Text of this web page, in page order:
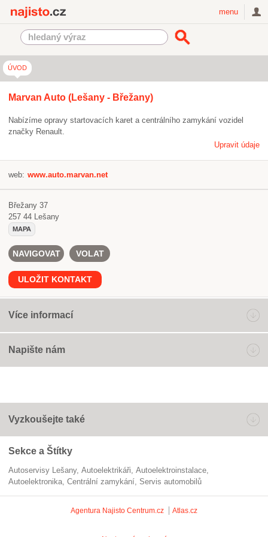
menu
ÚVOD
Marvan Auto (Lešany - Břežany)
Nabízíme opravy startovacích karet a centrálního zamykání vozidel
značky Renault.
Upravit údaje
web: www.auto.marvan.net
Břežany 37
257 44 Lešany
MAPA
NAVIGOVAT VOLAT
ULOŽIT KONTAKT
Více informací
Napište nám
Vyzkoušejte také
Sekce a Štítky
Autoservisy Lešany Autoelektrikáři
autoelektroinstalace
autoelektronika
centrální zamykání servis automobilů
Agentura Najisto Centrum.cz Atlas.cz